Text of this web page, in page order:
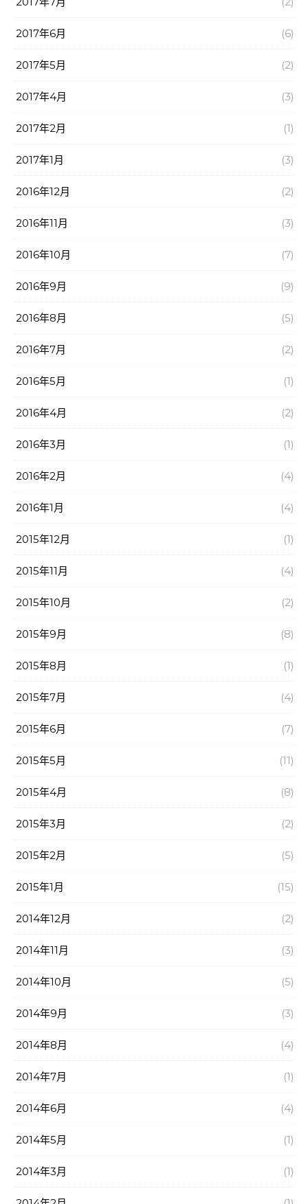
2017年6月 (6)
2017年5月 (2)
2017年4月 (3)
2017年2月 (1)
2017年1月 (3)
2016年12月 (2)
2016年11月 (3)
2016年10月 (7)
2016年9月 (9)
2016年8月 (5)
2016年7月 (2)
2016年5月 (1)
2016年4月 (2)
2016年3月 (1)
2016年2月 (4)
2016年1月 (4)
2015年12月 (1)
2015年11月 (4)
2015年10月 (2)
2015年9月 (8)
2015年8月 (1)
2015年7月 (4)
2015年6月 (7)
2015年5月 (11)
2015年4月 (8)
2015年3月 (2)
2015年2月 (5)
2015年1月 (15)
2014年12月 (2)
2014年11月 (3)
2014年10月 (5)
2014年9月 (3)
2014年8月 (4)
2014年7月 (1)
2014年6月 (4)
2014年5月 (1)
2014年3月 (1)